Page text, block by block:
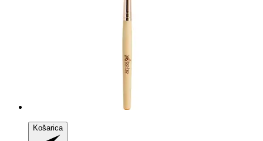
Košarica